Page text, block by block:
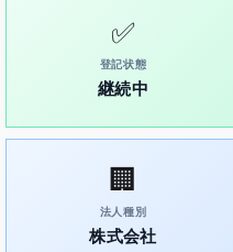
✅
登記状態
継続中
🏢
法人種別
株式会社